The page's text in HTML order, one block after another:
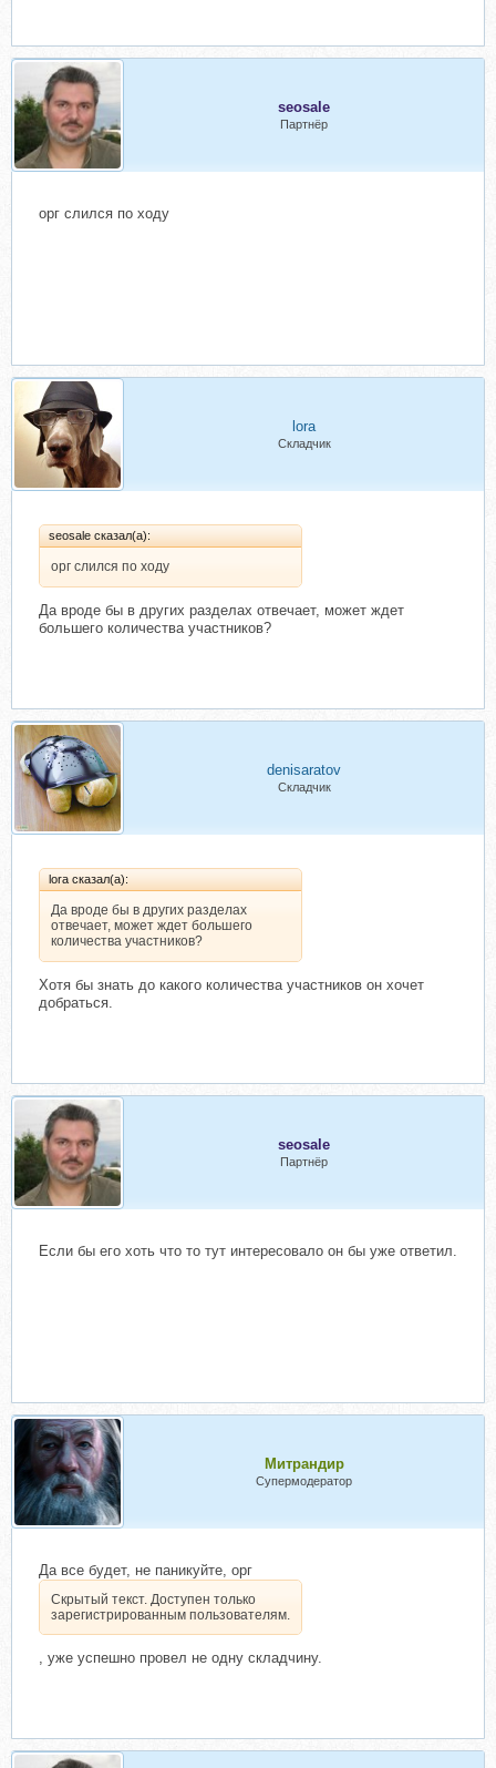
seosale
Партнёр
орг слился по ходу
lora
Складчик
seosale сказал(а):
орг слился по ходу
Да вроде бы в других разделах отвечает, может ждет
большего количества участников?
denisaratov
Складчик
lora сказал(а):
Да вроде бы в других разделах
отвечает, может ждет большего
количества участников?
Хотя бы знать до какого количества участников он хочет
добраться.
seosale
Партнёр
Если бы его хоть что то тут интересовало он бы уже ответил.
Митрандир
Супермодератор
Да все будет, не паникуйте, орг
Скрытый текст. Доступен только
зарегистрированным пользователям.
, уже успешно провел не одну складчину.